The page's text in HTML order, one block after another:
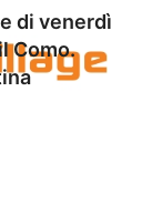
di venerdì
Como.